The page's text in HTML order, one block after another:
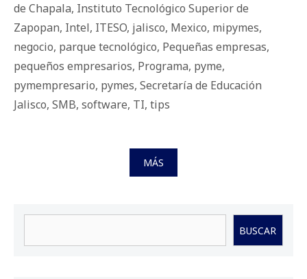
de Chapala, Instituto Tecnológico Superior de
Zapopan, Intel, ITESO, jalisco, Mexico, mipymes,
negocio, parque tecnológico, Pequeñas empresas,
pequeños empresarios, Programa, pyme,
pymempresario, pymes, Secretaría de Educación
Jalisco, SMB, software, TI, tips
MÁS
BUSCAR